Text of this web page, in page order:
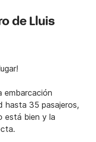
de Lluis
embarcación
hasta 35 pasajeros,
está bien y la